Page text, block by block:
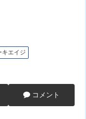
キエイジ
コメント